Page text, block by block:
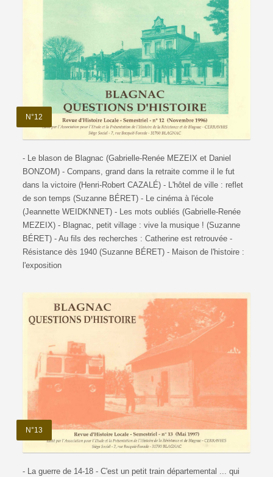
N°12
- Le blason de Blagnac (Gabrielle-Renée MEZEIX et Daniel
BONZOM) - Compans, grand dans la retraite comme il le fut
dans la victoire (Henri-Robert CAZALÉ) - L'hôtel de ville : reflet
de son temps (Suzanne BÉRET) - Le cinéma à l'école
(Jeannette WEIDKNNET) - Les mots oubliés (Gabrielle-Renée
MEZEIX) - Blagnac, petit village : vive la musique ! (Suzanne
BÉRET) - Au fils des recherches : Catherine est retrouvée -
Résistance dès 1940 (Suzanne BÉRET) - Maison de l'histoire :
l'exposition
N°13
- La guerre de 14-18 - C'est un petit train départemental ... qui